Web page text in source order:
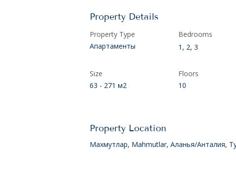
Property Details
Property Type
Апартаменты
Bedrooms
1, 2, 3
Size
63 - 271 м2
Floors
10
Property Location
Махмутлар, Mahmutlar, Аланья/Анталия,